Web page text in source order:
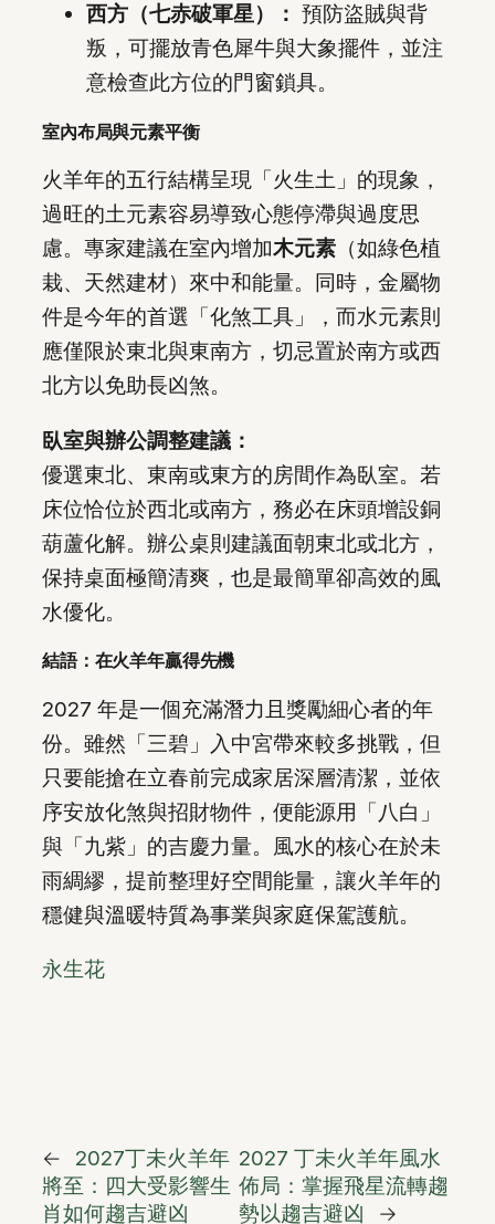
西方（七赤破軍星）： 預防盜賊與背
叛，可擺放青色犀牛與大象擺件，並注
意檢查此方位的門窗鎖具。
室內布局與元素平衡
火羊年的五行結構呈現「火生土」的現象，
過旺的土元素容易導致心態停滯與過度思
慮。專家建議在室內增加木元素 （如綠色植
栽、天然建材）來中和能量。同時，金屬物
件是今年的首選「化煞工具」，而水元素則
應僅限於東北與東南方，切忌置於南方或西
北方以免助長凶煞。
臥室與辦公調整建議：
優選東北、東南或東方的房間作為臥室。若
床位恰位於西北或南方，務必在床頭增設銅
葫蘆化解。辦公桌則建議面朝東北或北方，
保持桌面極簡清爽，也是最簡單卻高效的風
水優化。
結語：在火羊年贏得先機
2027 年是一個充滿潛力且獎勵細心者的年
份。雖然「三碧」入中宮帶來較多挑戰，但
只要能搶在立春前完成家居深層清潔，並依
序安放化煞與招財物件，便能源用「八白」
與「九紫」的吉慶力量。風水的核心在於未
雨綢繆，提前整理好空間能量，讓火羊年的
穩健與溫暖特質為事業與家庭保駕護航。
永生花
←
2027丁未火羊年
將至：四大受影響生
肖如何趨吉避凶
2027 丁未火羊年風水
佈局：掌握飛星流轉趨
勢以趨吉避凶
→